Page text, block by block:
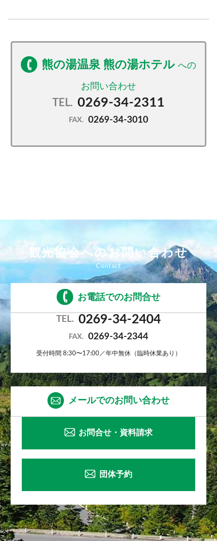
熊の湯温泉 熊の湯ホテル
TEL. 0269-34-2311
FAX. 0269-34-3010
観光協会へのお問い合わせ
お電話でのお問合せ
TEL. 0269-34-2404
FAX. 0269-34-2344
受付時間 8:30〜17:00／年中無休（臨時休業あり）
メールでのお問い合わせ
お問合せ・資料請求
団体予約